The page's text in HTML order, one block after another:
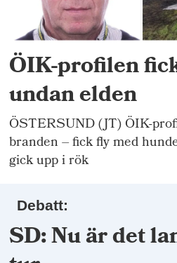
ÖIK-profilen
undan elden
ÖSTERSUND (JT) ÖIK-
branden – fick fly med
gick upp i rök
Debatt:
SD: Nu är det